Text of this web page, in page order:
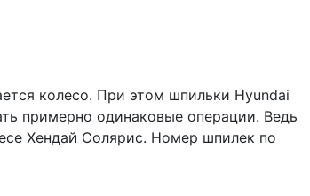
колесо. При этом шпильки Hyundai
примерно одинаковые операции. Ведь
Хендай Солярис. Номер шпилек по